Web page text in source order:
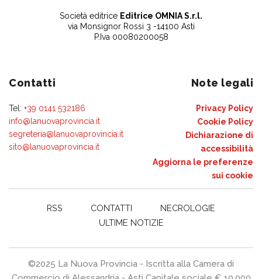
Società editrice Editrice OMNIA S.r.l.
via Monsignor Rossi 3 -14100 Asti
P.Iva 00080200058
Contatti
Tel: +39 0141 532186
info@lanuovaprovincia.it
segreteria@lanuovaprovincia.it
sito@lanuovaprovincia.it
Note legali
Privacy Policy
Cookie Policy
Dichiarazione di
accessibilità
Aggiorna le preferenze
sui cookie
RSS CONTATTI
NECROLOGIE
ULTIME NOTIZIE
©2025 La Nuova Provincia - Iscritta alla Camera di